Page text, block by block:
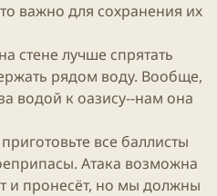
важно для сохранения их
стене лучше спрятать
рядом воду. Вообще,
водой к оазису--нам она
все баллисты
Атака возможна
пронесёт, но мы должны